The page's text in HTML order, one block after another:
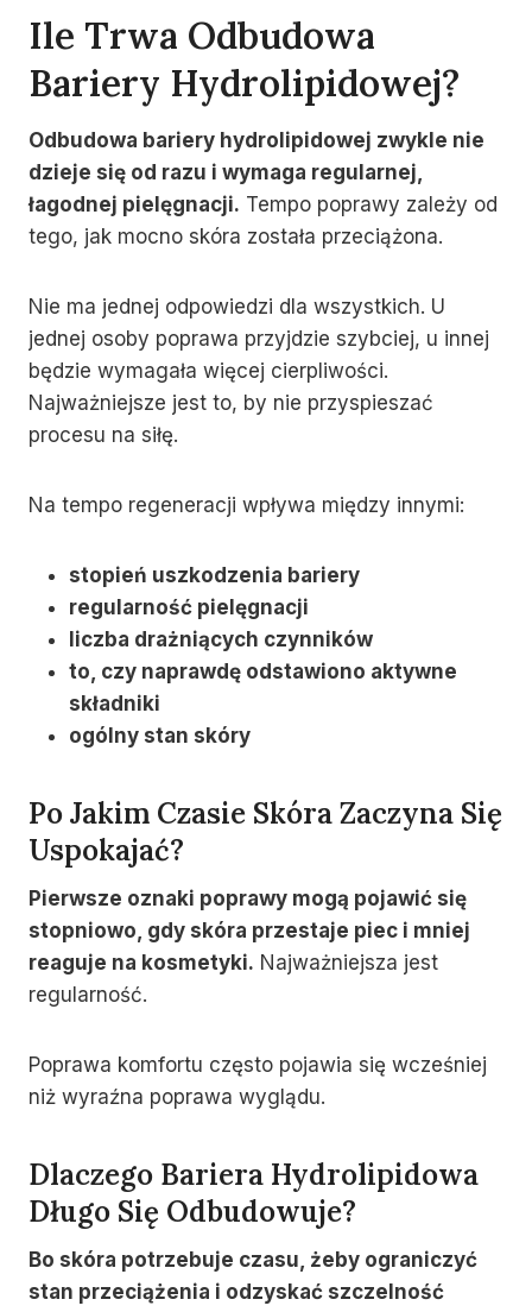
Ile Trwa Odbudowa
Bariery Hydrolipidowej?
Odbudowa bariery hydrolipidowej zwykle nie
dzieje się od razu i wymaga regularnej,
łagodnej pielęgnacji. Tempo poprawy zależy od
tego, jak mocno skóra została przeciążona.
Nie ma jednej odpowiedzi dla wszystkich. U
jednej osoby poprawa przyjdzie szybciej, u innej
będzie wymagała więcej cierpliwości.
Najważniejsze jest to, by nie przyspieszać
procesu na siłę.
Na tempo regeneracji wpływa między innymi:
stopień uszkodzenia bariery
regularność pielęgnacji
liczba drażniących czynników
to, czy naprawdę odstawiono aktywne
składniki
ogólny stan skóry
Po Jakim Czasie Skóra Zaczyna Się
Uspokajać?
Pierwsze oznaki poprawy mogą pojawić się
stopniowo, gdy skóra przestaje piec i mniej
reaguje na kosmetyki. Najważniejsza jest
regularność.
Poprawa komfortu często pojawia się wcześniej
niż wyraźna poprawa wyglądu.
Dlaczego Bariera Hydrolipidowa
Długo Się Odbudowuje?
Bo skóra potrzebuje czasu, żeby ograniczyć
stan przeciążenia i odzyskać szczelność